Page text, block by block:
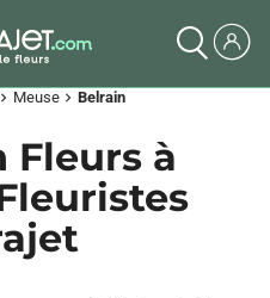
chevron_right Meuse chevron_right Belrain
Fleurs à